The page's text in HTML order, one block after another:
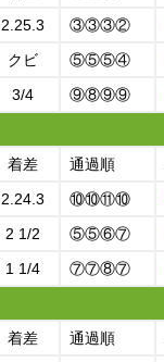
2.25.3 ③③③②
クビ ⑤⑤⑤④
3/4 ⑨⑧⑨⑨
着差 通過順
2.24.3 ⑩⑩⑪⑩
2 1/2 ⑤⑤⑥⑦
1 1/4 ⑦⑦⑧⑦
着差 通過順